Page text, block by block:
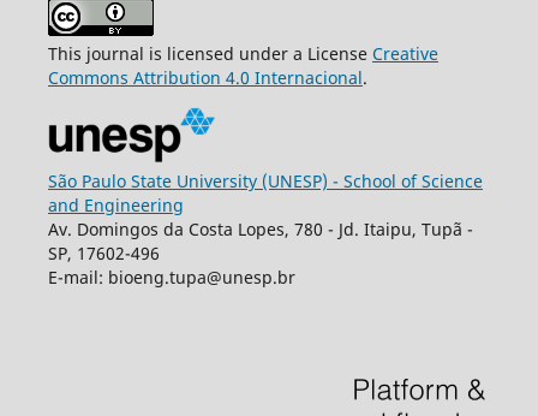
This journal is licensed under a License Creative
Commons Attribution 4.0 Internacional.
São Paulo State University (UNESP) - School of Science
and Engineering
Av. Domingos da Costa Lopes, 780 - Jd. Itaipu, Tupã -
SP, 17602-496
E-mail: bioeng.tupa@unesp.br